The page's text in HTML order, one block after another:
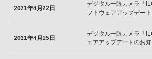
2021年4月22日
デジタル一眼カメラ「
フトウェアアップデー
2021年4月15日
デジタル一眼カメラ「
ェアアップデートのお